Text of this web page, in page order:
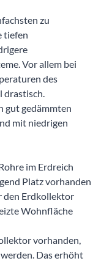
zu
tiefen
Vor allem bei
des
drastisch.
gut gedämmten
mit niedrigen
im Erdreich
Platz vorhanden
den Erdkollektor
Wohnfläche
vorhanden,
Das erhöht